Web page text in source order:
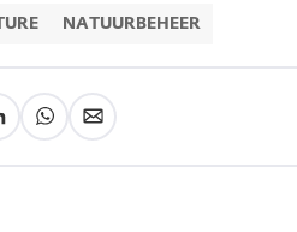
een eigen halte, met
reserveren via texelhopper.nl
000
NATUURBEHEER